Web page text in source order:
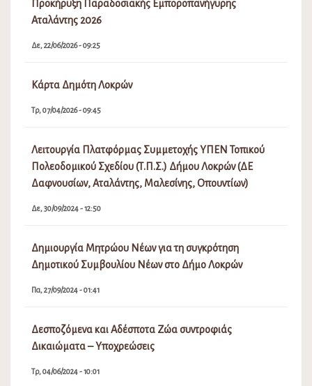
Προκήρυξη Παραδοσιακής Εμποροπανήγυρης
Αταλάντης 2026
Δε, 22/06/2026 - 09:25
Κάρτα Δημότη Λοκρών
Τρ, 07/04/2026 - 09:45
Λειτουργία Πλατφόρμας Συμμετοχής ΥΠΕΝ Τοπικού
Πολεοδομικού Σχεδίου (Τ.Π.Σ.) Δήμου Λοκρών (ΔΕ
Δαφνουσίων, Αταλάντης, Μαλεσίνης, Οπουντίων)
Δε, 30/09/2024 - 12:50
Δημιουργία Μητρώου Νέων για τη συγκρότηση
Δημοτικού Συμβουλίου Νέων στο Δήμο Λοκρών
Πα, 27/09/2024 - 01:41
Δεσποζόμενα και Αδέσποτα Ζώα συντροφιάς
Δικαιώματα – Υποχρεώσεις
Τρ, 04/06/2024 - 10:01